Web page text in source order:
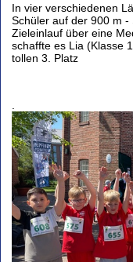
In vier verschiedenen
Schüler auf der 900 m -
Zieleinlauf über eine
schaffte es Lia (Klasse
tollen 3. Platz